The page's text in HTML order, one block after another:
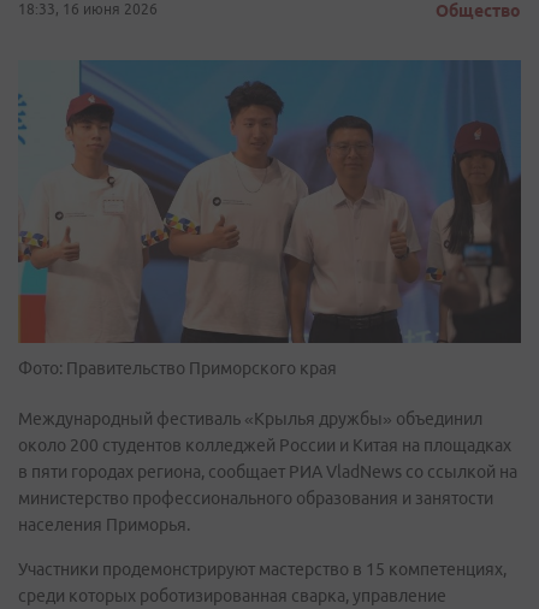
18:33, 16 июня 2026 Общество
Фото: Правительство Приморского края
Международный фестиваль «Крылья дружбы» объединил
около 200 студентов колледжей России и Китая на площадках
в пяти городах региона, сообщает РИА VladNews со ссылкой на
министерство профессионального образования и занятости
населения Приморья.
Участники продемонстрируют мастерство в 15 компетенциях,
среди которых роботизированная сварка, управление